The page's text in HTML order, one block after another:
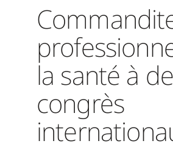
la santé à
congrès